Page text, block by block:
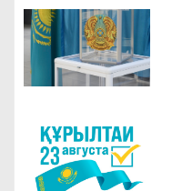
и
г
а
ц
и